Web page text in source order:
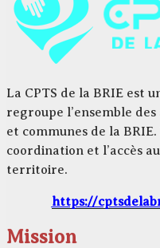
La CPTS de la BRIE est
regroupe l’ensemble
et communes de la
coordination et l’accès
territoire.
https://
Mission